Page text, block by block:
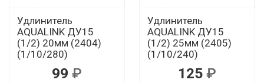
Удлинитель
AQUALINK ДУ15
(1/2) 20мм (2404)
(1/10/280)
99
Удлинитель
AQUALINK ДУ15
(1/2) 25мм (2405)
(1/10/240)
125